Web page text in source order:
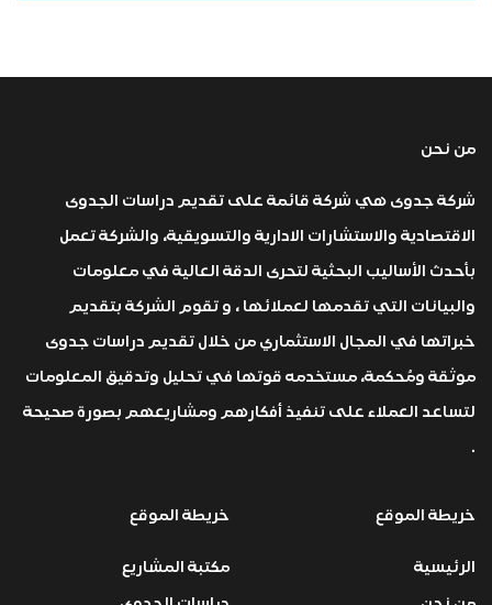
من نحن
شركة جدوى هي شركة قائمة على تقديم دراسات الجدوى
الاقتصادية والاستشارات الادارية والتسويقية، والشركة تعمل
بأحدث الأساليب البحثية لتحرى الدقة العالية في معلومات
والبيانات التي تقدمها لعملائها ، و تقوم الشركة بتقديم
خبراتها في المجال الاستثماري من خلال تقديم دراسات جدوى
موثقة ومُحكمة، مستخدمه قوتها في تحليل وتدقيق المعلومات
لتساعد العملاء على تنفيذ أفكارهم ومشاريعهم بصورة صحيحة
.
خريطة الموقع
الرئيسية
خريطة الموقع
مكتبة المشاريع